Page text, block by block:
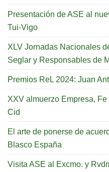
Presentación de ASE al
Tui-Vigo
XLV Jornadas Nacionales
Seglar y Responsables de
Premios ReL 2024: Juan
XXV almuerzo Empresa,
Cid
El arte de ponerse de
Blasco España
Visita ASE al Excmo. y